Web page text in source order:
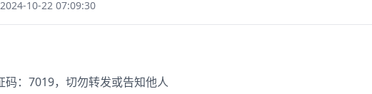
10-22 07:09:30
码：7019，切勿转发或告知他人